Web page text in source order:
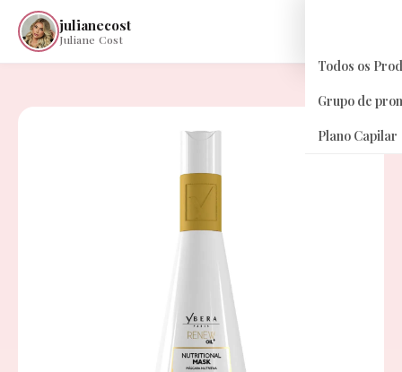
julianecost
Juliane Cost
Todos os
Grupo de
Plano Capilar